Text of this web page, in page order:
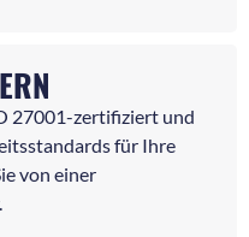
27001-zertifiziert und
für Ihre
von einer